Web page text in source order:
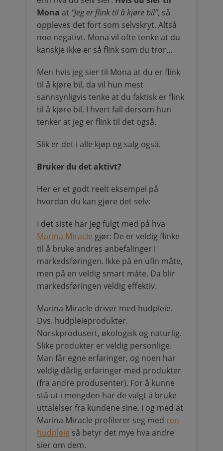
Mona at “Jeg er flink til å kjøre bil”, så
oppleves det fort som selvskryt. Altså
noe negativt. Mona vil ofte tenke at du
kanskje ikke er så flink som du tror…
Men hvis jeg sier til Mona at du er flink
til å kjøre bil, da vil hun mest
sannsynligvis tenke at du faktisk er flink
til å kjøre bil. I hvert fall dersom hun
tenker at jeg er flink til det også.
Slik er det i alle kjøp og salg også.
Bruker du det aktivt?
Her er et godt reelt eksempel på
hvordan du kan gjøre det selv:
I det siste har jeg fulgt med på hva
Marina Miracle gjør: De er veldig flinke
til å bruke andres anbefalinger i
markedsføringen. Ikke på en ufin måte,
men på en veldig smart måte. Da blir
markedsføringen veldig effektiv.
Marina Miracle driver med hudpleie.
Dvs. hudpleieprodukter.
Norskprodusert, økologisk og naturlig.
Slike produkter er veldig personlige.
Man får egne erfaringer, og noen har
veldig dårlig erfaringer med produkter
(fra andre produsenter). For å kunne
stå ut i mengden har de valgt å bruke
uttalelser fra kundene sine. I og med at
Marina Miracle profilerer seg med ren
hudpleie så betyr det mye hva andre
sier om dem.